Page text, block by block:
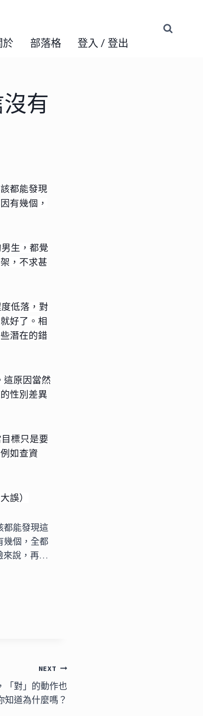
於 部落格 登入 / 登出
有
都能發現
有幾個，
生，都覺
，不求甚
低落，對
好了。相
潛在的錯
這原因當然
性別差異
標只是要
例如查資
誤）
都能發現這
幾個，全都
來說，再…
NEXT
「對」的動作也
知道為什麼嗎？